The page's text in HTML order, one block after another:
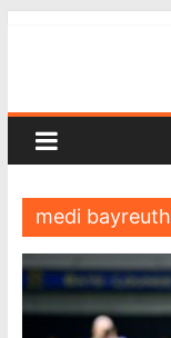
medi bayreuth